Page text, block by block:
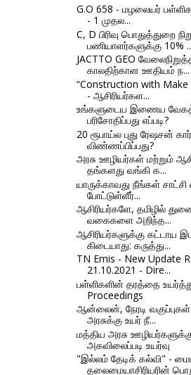
G.O 658 - மழலையர்
- 1 முதல...
C, D பிரிவு பொதுத்துறை
பணியாளர்களுக்கு 10%
JACTTO GEO
காலதிற்கான ஊதியம் ந...
“Construction with
- ஆசிரியர்கள...
உங்களுடைய இணைய
பரிசோதிப்பது எப்படி?
20 ரூபாய்ல புது ரேஷசன்
விண்ணப்பிப்பது?
அரசு ஊழியர்கள் மற்றும்
தங்களது வங்கி க...
யாருக்காவது நீங்கள்
போட்டுள்ளீர்...
ஆசிரியர்களே, தமிழில்
வகைகளை அறிந்த...
ஆசிரியர்களுக்கு கட்டாய
கிடையாது: கருத்து...
TN Emis - New Update
21.10.2021 - Dire...
பள்ளிகளின் தரத்தை
Proceedings
ஆன்லைன், நேரடி
அரசுக்கு உயர் நீ...
மத்திய அரசு
அகவிலைப்படி உயர்வு
"இல்லம் தேடிக் கல்வி" -
தலைமையாசிரியரின்